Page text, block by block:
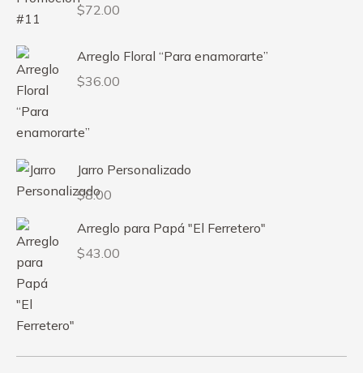
$72.00
Arreglo Floral “Para enamorarte”
$36.00
Jarro Personalizado
$8.00
Arreglo para Papá "El Ferretero"
$43.00